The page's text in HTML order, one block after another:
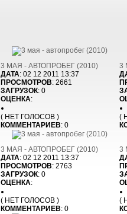
3 МАЯ - АВТОПРОБЕГ (2010)
ДАТА: 02 12 2011 13:37
ПРОСМОТРОВ: 2661
ЗАГРУЗОК: 0
ОЦЕНКА:
( НЕТ ГОЛОСОВ )
КОММЕНТАРИЕВ: 0
3
(
3 МАЯ - АВТОПРОБЕГ (2010)
ДАТА: 02 12 2011 13:37
ПРОСМОТРОВ: 2763
ЗАГРУЗОК: 0
ОЦЕНКА:
( НЕТ ГОЛОСОВ )
КОММЕНТАРИЕВ: 0
3
(